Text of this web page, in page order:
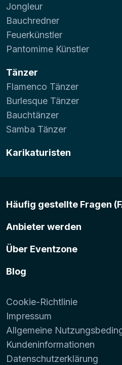
Jongleur
Bauchredner
Feuerkünstler
Pantomime Künstler
Tänzer
Flamenco Tänzer
Burlesque Tänzer
Bauchtänzer
Samba Tänzer
Karikaturisten
Häufig gestellte Fragen
Anbieter werden
Über Eventzone
Blog
Cookie-Richtlinie
Impressum
Allgemeine
Kundeninformationen
Datenschutzerklärung